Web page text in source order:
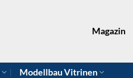
Magazin
Modellbau Vitrinen